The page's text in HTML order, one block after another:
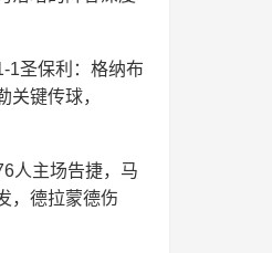
1圣保利：格纳布
关键传球，
人主场告捷，马
，德拉蒙德伤